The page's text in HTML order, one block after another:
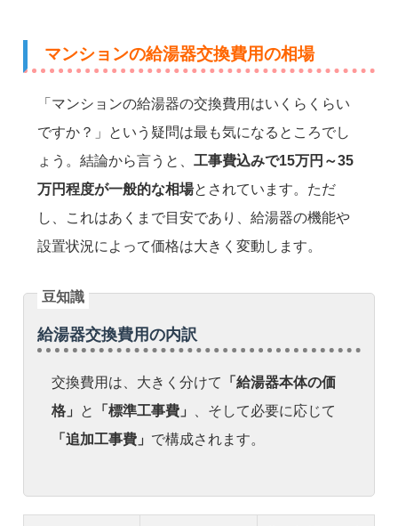
マンションの給湯器交換費用の相場
「マンションの給湯器の交換費用はいくらくらい
ですか？」という疑問は最も気になるところでし
ょう。結論から言うと、 工事費込みで15万円～35
万円程度が一般的な相場とされています。ただ
し、これはあくまで目安であり、給湯器の機能や
設置状況によって価格は大きく変動します。
給湯器交換費用の内訳
交換費用は、大きく分けて
「給湯器本体の価
格」
と 「標準工事費」
、そして必要に応じて
「追加工事費」 で構成されます。